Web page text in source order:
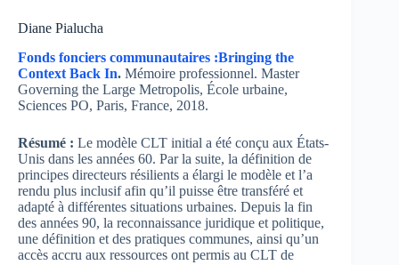
Diane Pialucha
Fonds fonciers communautaires :Bringing the
Context Back In. Mémoire professionnel. Master
Governing the Large Metropolis, École urbaine,
Sciences PO, Paris, France, 2018.
Résumé : Le modèle CLT initial a été conçu aux États-
Unis dans les années 60. Par la suite, la définition de
principes directeurs résilients a élargi le modèle et l’a
rendu plus inclusif afin qu’il puisse être transféré et
adapté à différentes situations urbaines. Depuis la fin
des années 90, la reconnaissance juridique et politique,
une définition et des pratiques communes, ainsi qu’un
accès accru aux ressources ont permis au CLT de